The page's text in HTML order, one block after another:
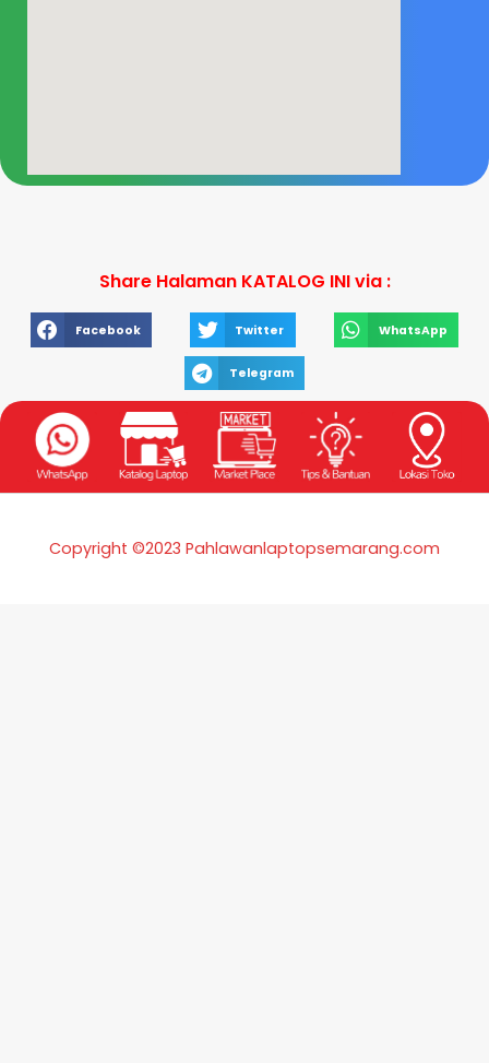
Share Halaman KATALOG INI via :
Facebook Twitter WhatsApp
Telegram
Copyright ©2023 Pahlawanlaptopsemarang.com